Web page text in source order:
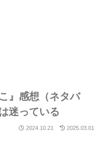
』感想（ネタバ
迷っている
2024.10.21 2025.03.01